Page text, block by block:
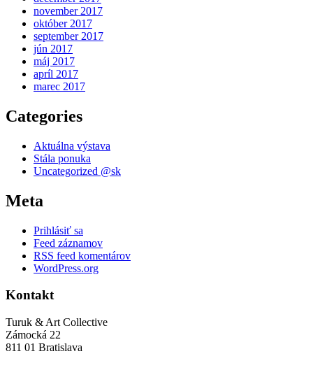
november 2017
október 2017
september 2017
jún 2017
máj 2017
apríl 2017
marec 2017
Categories
Aktuálna výstava
Stála ponuka
Uncategorized @sk
Meta
Prihlásiť sa
Feed záznamov
RSS feed komentárov
WordPress.org
Kontakt
Turuk & Art Collective
Zámocká 22
811 01 Bratislava